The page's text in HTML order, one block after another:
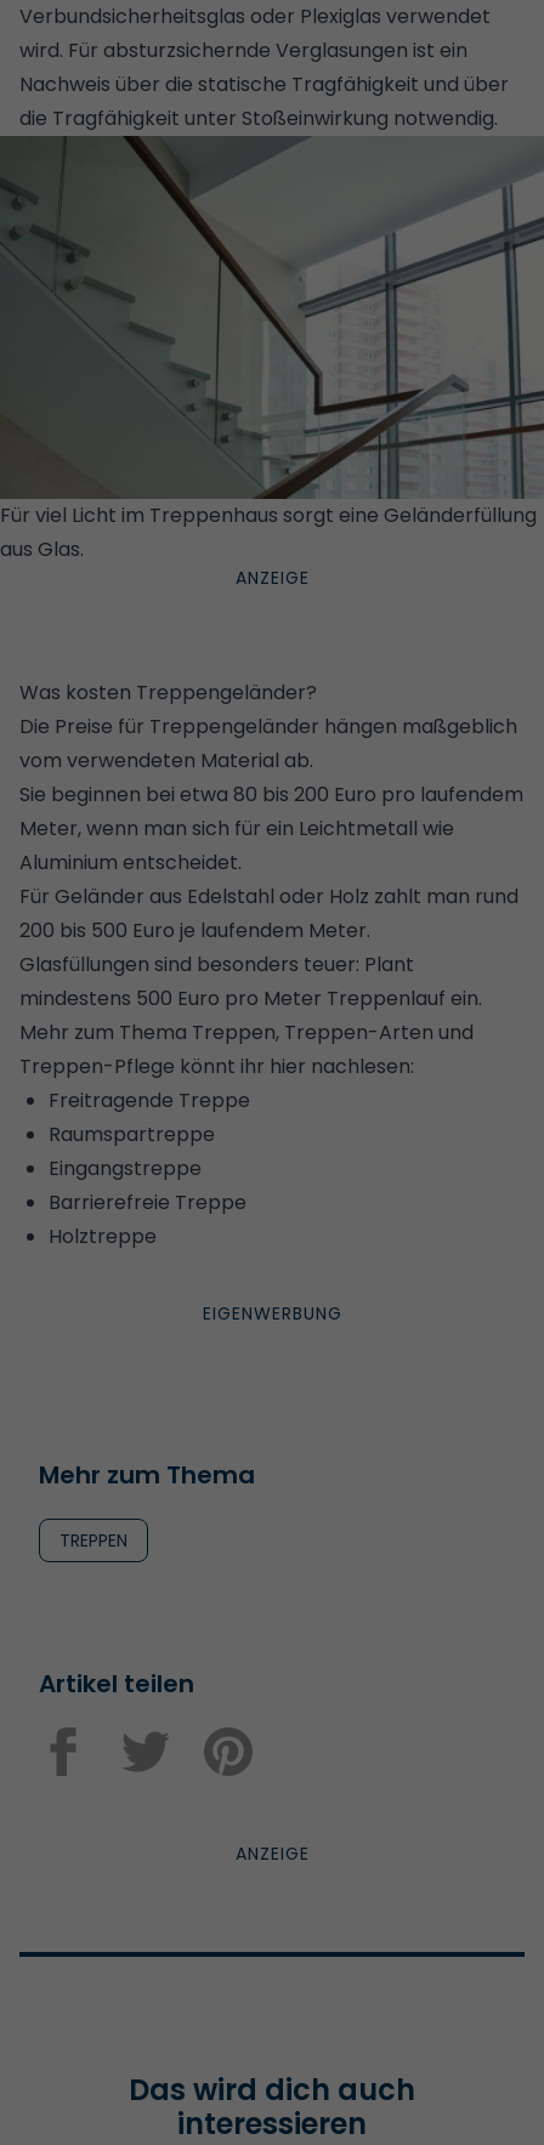
Verbundsicherheitsglas oder Plexiglas verwendet
wird. Für absturzsichernde Verglasungen ist ein
Nachweis über die statische Tragfähigkeit und über
die Tragfähigkeit unter Stoßeinwirkung notwendig.
Für viel Licht im Treppenhaus sorgt eine Geländerfüllung
aus Glas.
Was kosten Treppengeländer?
Die Preise für Treppengeländer hängen maßgeblich
vom verwendeten Material ab.
Sie beginnen bei etwa 80 bis 200 Euro pro laufendem
Meter, wenn man sich für ein Leichtmetall wie
Aluminium entscheidet.
Für Geländer aus Edelstahl oder Holz zahlt man rund
200 bis 500 Euro je laufendem Meter.
Glasfüllungen sind besonders teuer: Plant
mindestens 500 Euro pro Meter Treppenlauf ein.
Mehr zum Thema Treppen, Treppen-Arten und
Treppen-Pflege könnt ihr hier nachlesen:
Freitragende Treppe
Raumspartreppe
Eingangstreppe
Barrierefreie Treppe
Holztreppe
Mehr zum Thema
TREPPEN
Artikel teilen
Das wird dich auch
interessieren